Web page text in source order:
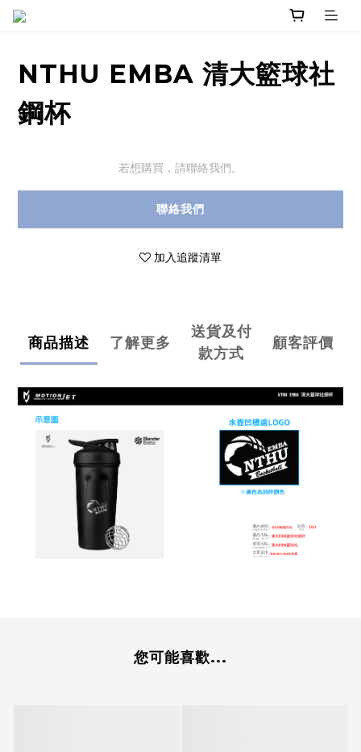
NTHU EMBA 清大籃球社
鋼杯
若想購買，請聯絡我們。
聯絡我們
加入追蹤清單
商品描述 了解更多
送貨及付
款方式
顧客評價
您可能喜歡...